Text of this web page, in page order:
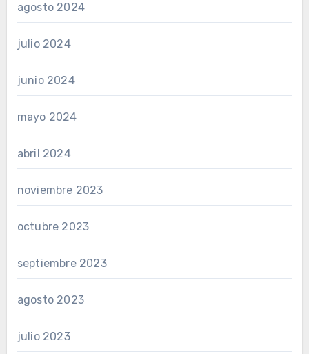
agosto 2024
julio 2024
junio 2024
mayo 2024
abril 2024
noviembre 2023
octubre 2023
septiembre 2023
agosto 2023
julio 2023